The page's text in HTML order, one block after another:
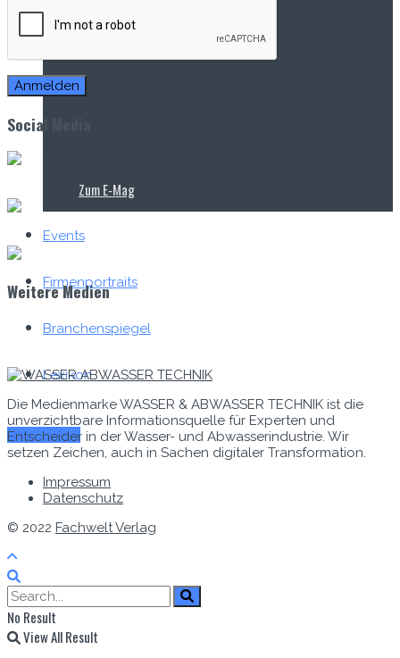
produzierten Menge als sogenanntes „Non-Revenue
Water“...
Zum E‑Mag
Events
Firmenportraits
Branchenspiegel
Lexikon
Zum E-Mag
Social Media
Weitere Medien
Die Medienmarke WASSER & ABWASSER TECHNIK ist die
unverzichtbare Informationsquelle für Experten und
Entscheider in der Wasser- und Abwasserindustrie. Wir
setzen Zeichen, auch in Sachen digitaler Transformation.
Impressum
Datenschutz
© 2022 Fachwelt Verlag
No Result
View All Result